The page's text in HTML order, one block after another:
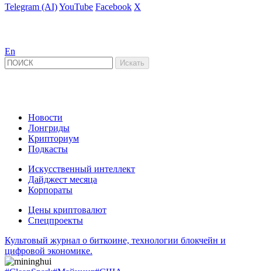
Telegram (AI)YouTube Facebook X
En
Новости
Лонгриды
Крипториум
Подкасты
Искусственный интеллект
Дайджест месяца
Корпораты
Цены криптовалют
Спецпроекты
Культовый журнал о биткоине, технологии блокчейн и
цифровой экономике.